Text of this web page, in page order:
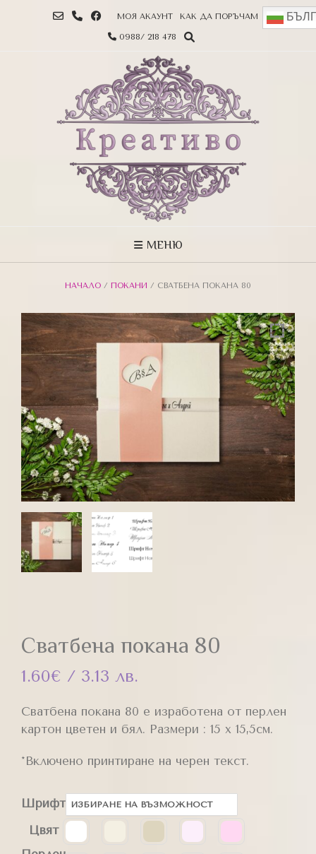
МОЯ АКАУНТ КАК ДА ПОРЪЧАМ
0988/ 218 478
МЕНЮ
НАЧАЛО / ПОКАНИ / СВАТБЕНА ПОКАНА 80
Сватбена покана 80
1.60€ / 3.13 лв.
Сватбена покана 80 е изработена от перлен
картон цветен и бял. Размери : 15 х 15,5см.
*Включено принтиране на черен текст.
Шрифт
Цвят